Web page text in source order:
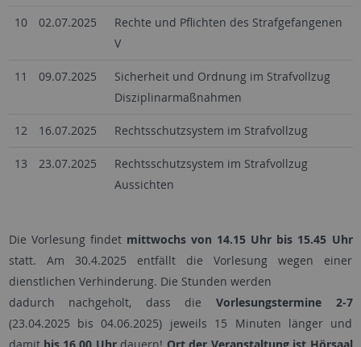
10 02.07.2025
Rechte und Pflichten des Strafgefangenen
V
11 09.07.2025
Sicherheit und Ordnung im Strafvollzug
Disziplinarmaßnahmen
12 16.07.2025 Rechtsschutzsystem im Strafvollzug
13 23.07.2025
Rechtsschutzsystem im Strafvollzug
Aussichten
Die Vorlesung findet mittwochs von 14.15 Uhr bis 15.45 Uhr
statt. Am 30.4.2025 entfällt die Vorlesung wegen einer
dienstlichen Verhinderung. Die Stunden werden
dadurch nachgeholt, dass die Vorlesungstermine 2-7
(23.04.2025 bis 04.06.2025) jeweils 15 Minuten länger und